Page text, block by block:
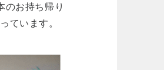
のお持ち帰り
ています。